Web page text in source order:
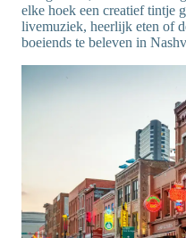
elke hoek een creatief tintje
livemuziek, heerlijk eten of
boeiends te beleven in